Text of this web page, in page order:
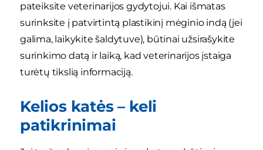
pateiksite veterinarijos gydytojui. Kai išmatas
surinksite į patvirtintą plastikinį mėginio indą (jei
galima, laikykite šaldytuve), būtinai užsirašykite
surinkimo datą ir laiką, kad veterinarijos įstaiga
turėtų tikslią informaciją.
Kelios katės – keli
patikrinimai